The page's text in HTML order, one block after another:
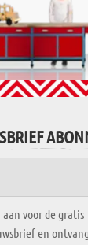
voor de gratis
en